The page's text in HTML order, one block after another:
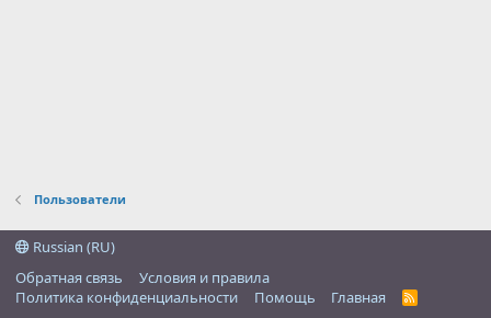
Пользователи
Russian (RU)
Обратная связь
Условия и правила
Политика конфиденциальности
Помощь Главная
R